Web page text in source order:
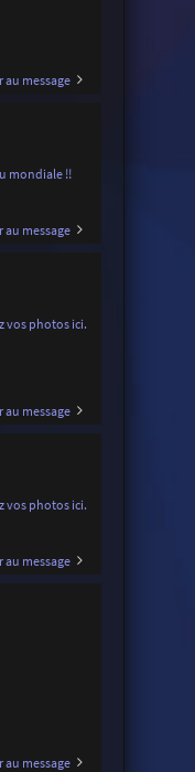
au message
mondiale !!
au message
vos photos ici.
au message
vos photos ici.
au message
au message